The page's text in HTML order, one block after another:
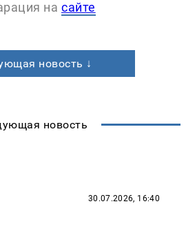
на сайте
новость ↓
новость
30.07.2026, 16:40